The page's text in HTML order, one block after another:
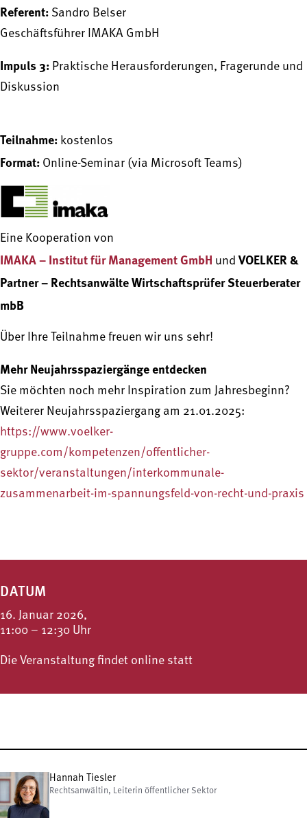
Referent: Sandro Belser
Geschäftsführer IMAKA GmbH
Impuls 3: Praktische Herausforderungen, Fragerunde und
Diskussion
Teilnahme: kostenlos
Format: Online-Seminar (via Microsoft Teams)
Eine Kooperation von
IMAKA – Institut für Management GmbH und VOELKER &
Partner – Rechtsanwälte Wirtschaftsprüfer Steuerberater
mbB
Über Ihre Teilnahme freuen wir uns sehr!
Mehr Neujahrsspaziergänge entdecken
Sie möchten noch mehr Inspiration zum Jahresbeginn?
Weiterer Neujahrsspaziergang am 21.01.2025:
https://www.voelker-
gruppe.com/kompetenzen/offentlicher-
sektor/veranstaltungen/interkommunale-
zusammenarbeit-im-spannungsfeld-von-recht-und-praxis
DATUM
16. Januar 2026,
11:00 – 12:30 Uhr
Die Veranstaltung findet online statt
Hannah Tiesler
Rechtsanwältin, Leiterin öffentlicher Sektor